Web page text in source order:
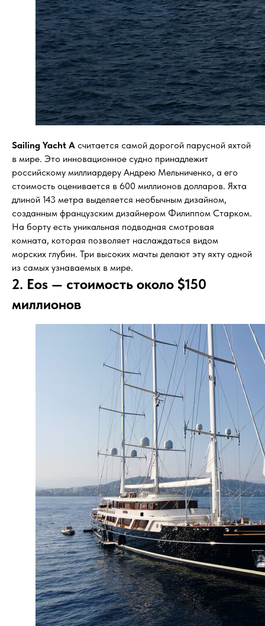
Sailing Yacht A считается самой дорогой парусной яхтой
в мире. Это инновационное судно принадлежит
российскому миллиардеру Андрею Мельниченко, а его
стоимость оценивается в 600 миллионов долларов. Яхта
длиной 143 метра выделяется необычным дизайном,
созданным французским дизайнером Филиппом Старком.
На борту есть уникальная подводная смотровая
комната, которая позволяет наслаждаться видом
морских глубин. Три высоких мачты делают эту яхту одной
из самых узнаваемых в мире.
2. Eos — стоимость около $150
миллионов